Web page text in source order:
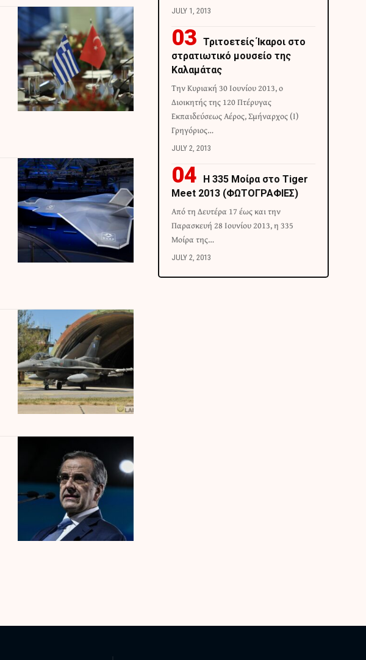
JULY 1, 2013
Τριτοετείς Ίκαροι στο
στρατιωτικό μουσείο της
Καλαμάτας
Την Κυριακή 30 Ιουνίου 2013, ο
Διοικητής της 120 Πτέρυγας
Εκπαιδεύσεως Αέρος, Σμήναρχος (Ι)
Γρηγόριος…
JULY 2, 2013
H 335 Μοίρα στο Tiger
Meet 2013 (ΦΩΤΟΓΡΑΦΙΕΣ)
Από τη Δευτέρα 17 έως και την
Παρασκευή 28 Ιουνίου 2013, η 335
Μοίρα της…
JULY 2, 2013